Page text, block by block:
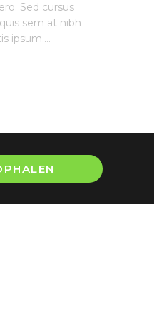
Sed cursus
sem at nibh
ipsum.…